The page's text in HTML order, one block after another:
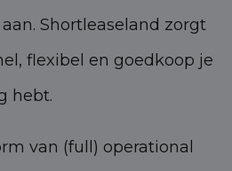
Shortleaseland zorgt
flexibel en goedkoop je
hebt.
van (full) operational